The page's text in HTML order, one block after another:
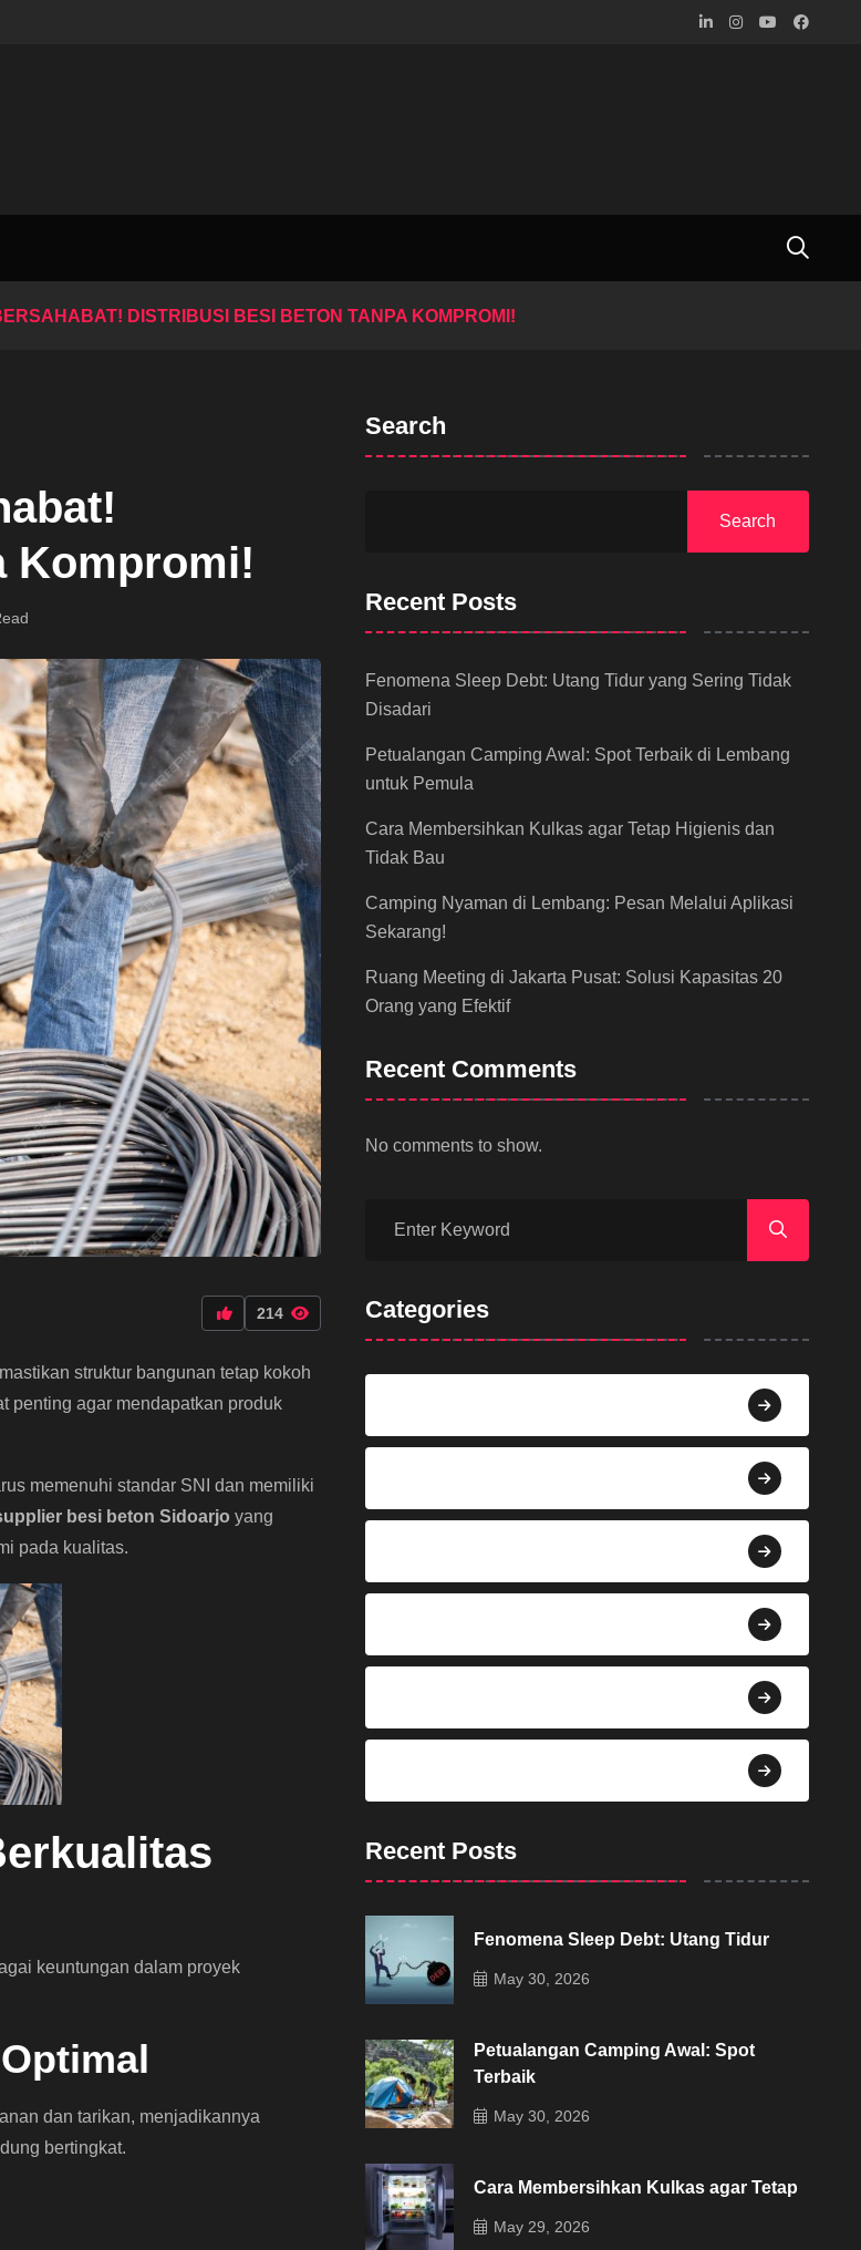
DISTRIBUSI BESI BETON TANPA KOMPROMI!
Kompromi!
214
struktur bangunan tetap kokoh
penting agar mendapatkan produk
memenuhi standar SNI dan memiliki
besi beton Sidoarjo yang
pada kualitas.
keuntungan dalam proyek
dan tarikan, menjadikannya
bertingkat.
Search
Search
Recent Posts
Fenomena Sleep Debt: Utang Tidur yang Sering Tidak
Disadari
Petualangan Camping Awal: Spot Terbaik di Lembang
untuk Pemula
Cara Membersihkan Kulkas agar Tetap Higienis dan
Tidak Bau
Camping Nyaman di Lembang: Pesan Melalui Aplikasi
Sekarang!
Ruang Meeting di Jakarta Pusat: Solusi Kapasitas 20
Orang yang Efektif
Recent Comments
No comments to show.
Categories
Recent Posts
Fenomena Sleep Debt: Utang Tidur
May 30, 2026
Petualangan Camping Awal: Spot
Terbaik
May 30, 2026
Cara Membersihkan Kulkas agar Tetap
May 29, 2026